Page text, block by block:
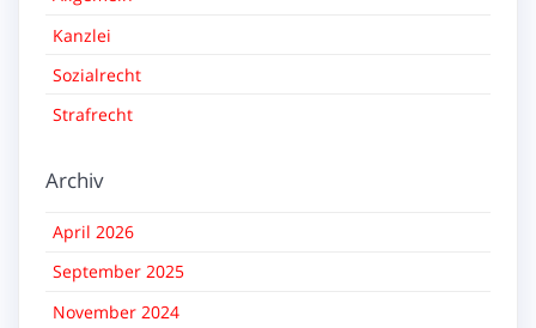
Kanzlei
Sozialrecht
Strafrecht
Archiv
April 2026
September 2025
November 2024